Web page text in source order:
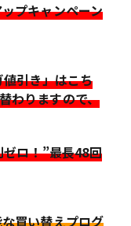
プキャンペーン
引き」はこち
わりますので、
ロ！”最長48回
買い替えプログ